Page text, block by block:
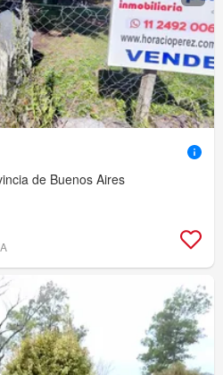
de Buenos Aires